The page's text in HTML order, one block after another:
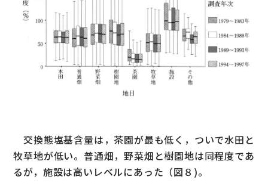
交換態塩基含量は，茶園が最も低く，ついで水田と
牧草地が低い。普通畑，野菜畑と樹園地は同程度であ
るが，施設は高いレベルにあった（図８)。